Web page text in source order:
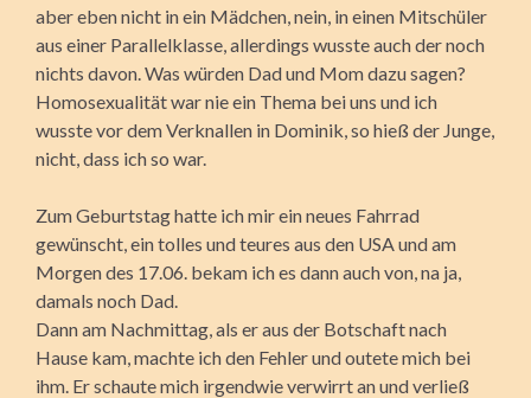
aber eben nicht in ein Mädchen, nein, in einen Mitschüler
aus einer Parallelklasse, allerdings wusste auch der noch
nichts davon. Was würden Dad und Mom dazu sagen?
Homosexualität war nie ein Thema bei uns und ich
wusste vor dem Verknallen in Dominik, so hieß der Junge,
nicht, dass ich so war.
Zum Geburtstag hatte ich mir ein neues Fahrrad
gewünscht, ein tolles und teures aus den USA und am
Morgen des 17.06. bekam ich es dann auch von, na ja,
damals noch Dad.
Dann am Nachmittag, als er aus der Botschaft nach
Hause kam, machte ich den Fehler und outete mich bei
ihm. Er schaute mich irgendwie verwirrt an und verließ